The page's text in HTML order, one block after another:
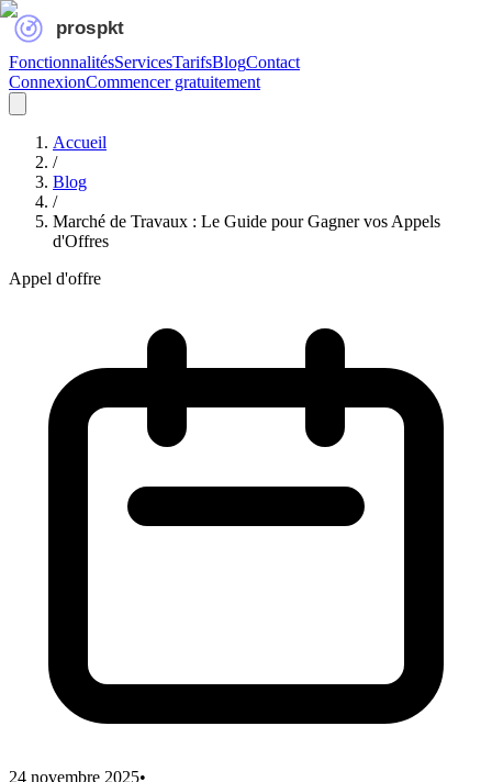
FonctionnalitésServicesTarifsBlogContact
ConnexionCommencer gratuitement
Accueil
/
Blog
/
Marché de Travaux : Le Guide pour Gagner vos Appels
d'Offres
Appel d'offre
24 novembre 2025•